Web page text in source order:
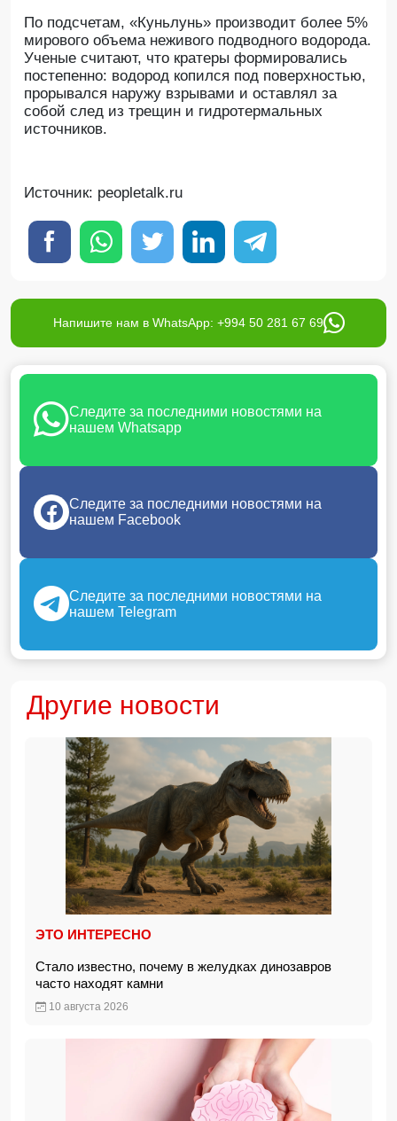
По подсчетам, «Куньлунь» производит более 5%
мирового объема неживого подводного водорода.
Ученые считают, что кратеры формировались
постепенно: водород копился под поверхностью,
прорывался наружу взрывами и оставлял за
собой след из трещин и гидротермальных
источников.
Источник: peopletalk.ru
Напишите нам в WhatsApp: +994 50 281 67 69
Следите за последними новостями на
нашем Whatsapp
Следите за последними новостями на
нашем Facebook
Следите за последними новостями на
нашем Telegram
Другие новости
ЭТО ИНТЕРЕСНО
Стало известно, почему в желудках динозавров
часто находят камни
10 августа 2026